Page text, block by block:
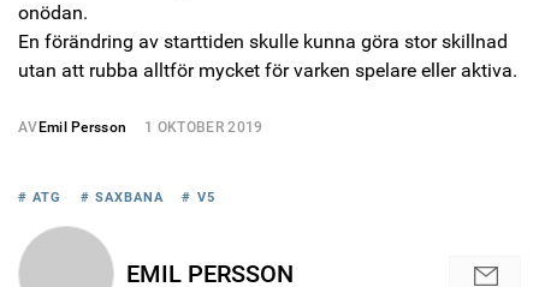
onödan.
En förändring av starttiden skulle kunna göra stor skillnad
utan att rubba alltför mycket för varken spelare eller aktiva.
AV Emil Persson 1 OKTOBER 2019
# ATG # SAXBANA # V5
EMIL PERSSON